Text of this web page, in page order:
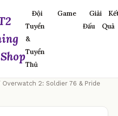
Đội
Tuyển
&
Tuyển
Thủ
Game
Giải
Đấu
Quả
Overwatch 2: Soldier 76 & Pride